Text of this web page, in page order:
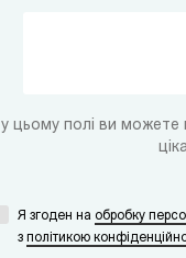
у цьому полі ви можете
Я згоден на обробку
з політикою